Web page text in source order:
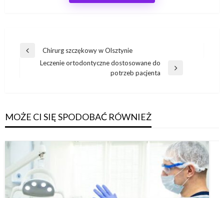
Nawigacja
wpisu
Poprzedni
Chirurg szczękowy w Olsztynie
Leczenie ortodontyczne dostosowane do
potrzeb pacjenta
MOŻE CI SIĘ SPODOBAĆ RÓWNIEŻ